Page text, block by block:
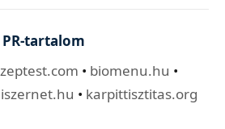
PR-tartalom
• biomenu.hu •
• karpittisztitas.org